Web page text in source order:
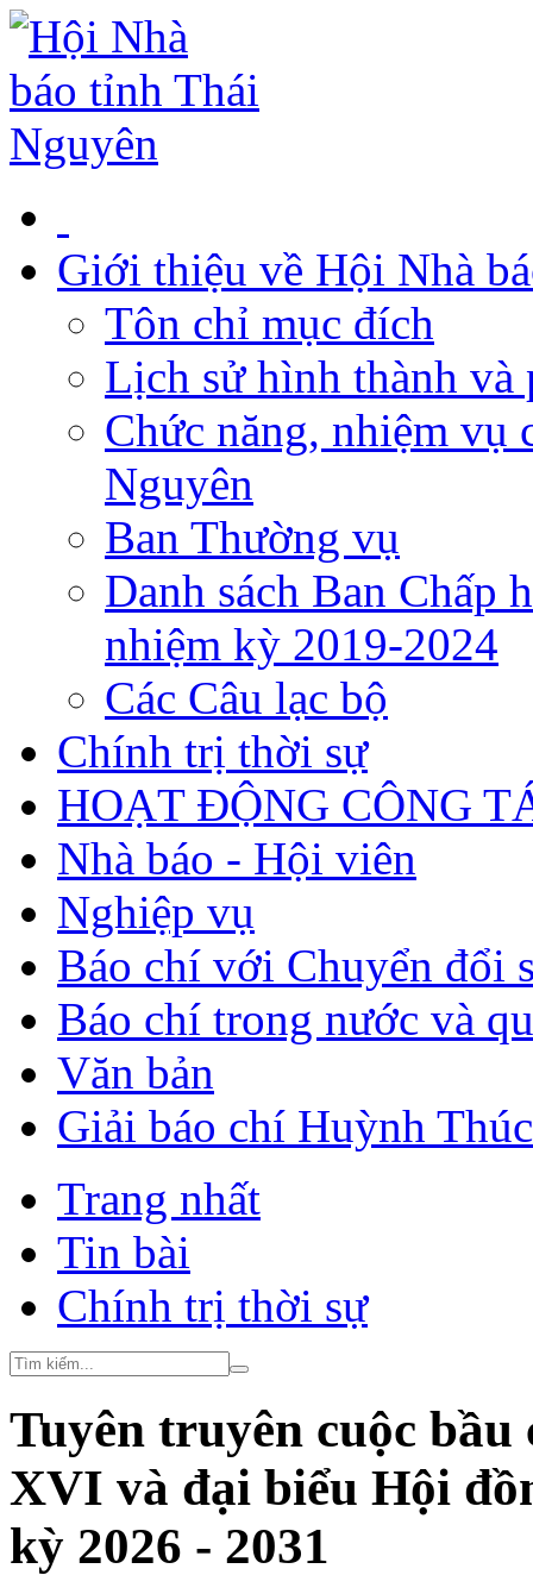
Giới thiệu về Hội Nhà
Tôn chỉ mục đích
Lịch sử hình thành và
Chức năng, nhiệm vụ
Nguyên
Ban Thường vụ
Danh sách Ban Chấp
nhiệm kỳ 2019-2024
Các Câu lạc bộ
Chính trị thời sự
HOẠT ĐỘNG CÔNG
Nhà báo - Hội viên
Nghiệp vụ
Báo chí với Chuyển đổi
Báo chí trong nước và
Văn bản
Giải báo chí Huỳnh
Trang nhất
Tin bài
Chính trị thời sự
Tuyên truyên cuộc
XVI và đại biểu Hội
kỳ 2026 - 2031